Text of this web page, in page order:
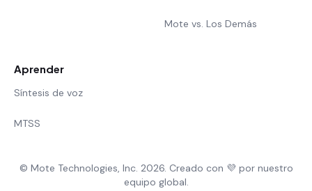
Mote vs. Los Demás
Aprender
Síntesis de voz
MTSS
© Mote Technologies, Inc. 2026. Creado con 💜 por nuestro
equipo global.